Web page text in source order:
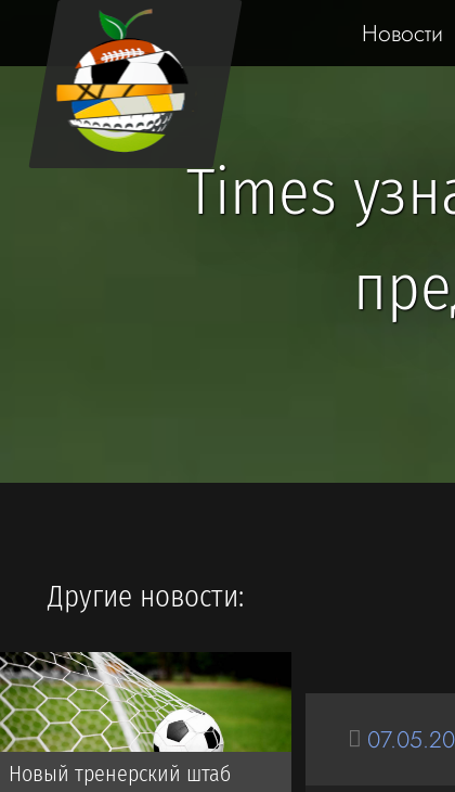
Новости
Times
Другие новости:
Новый тренерский штаб